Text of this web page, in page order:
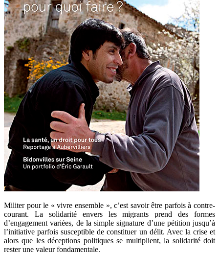
Militer pour le « vivre ensemble », c’est savoir être parfois à contre-
courant. La solidarité envers les migrants prend des formes
d’engagement variées, de la simple signature d’une pétition jusqu’à
l’initiative parfois susceptible de constituer un délit. Avec la crise et
alors que les déceptions politiques se multiplient, la solidarité doit
rester une valeur fondamentale.